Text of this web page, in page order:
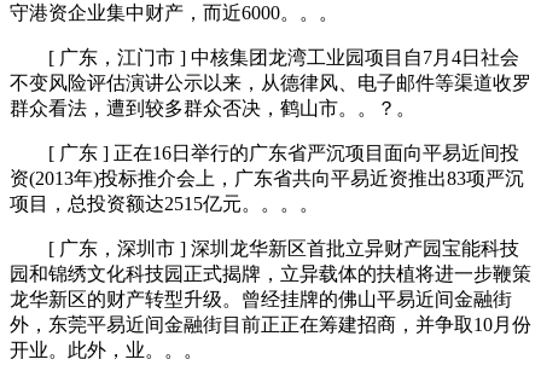
守港资企业集中财产，而近6000。。。
[ 广东，江门市 ] 中核集团龙湾工业园项目自7月4日社会
不变风险评估演讲公示以来，从德律风、电子邮件等渠道收罗
群众看法，遭到较多群众否决，鹤山市。。？。
[ 广东 ] 正在16日举行的广东省严沉项目面向平易近间投
资(2013年)投标推介会上，广东省共向平易近资推出83项严沉
项目，总投资额达2515亿元。。。。
[ 广东，深圳市 ] 深圳龙华新区首批立异财产园宝能科技
园和锦绣文化科技园正式揭牌，立异载体的扶植将进一步鞭策
龙华新区的财产转型升级。曾经挂牌的佛山平易近间金融街
外，东莞平易近间金融街目前正正在筹建招商，并争取10月份
开业。此外，业。。。